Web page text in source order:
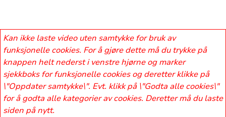
Kan ikke laste video uten samtykke for bruk av
funksjonelle cookies. For å gjøre dette må du trykke på
knappen helt nederst i venstre hjørne og marker
sjekkboks for funksjonelle cookies og deretter klikke på
\"Oppdater samtykke\". Evt. klikk på \"Godta alle cookies\"
for å godta alle kategorier av cookies. Deretter må du laste
siden på nytt.